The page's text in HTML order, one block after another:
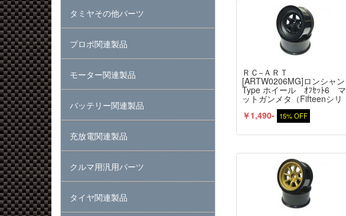
ＲＣ−ＡＲＴ
[ARTW0206MG]ロンシャン
Type ホイール ｵﾌｾｯﾄ6 マ
ットガンメタ（Fifteenシリ
ーズ）2個入
￥1,490- 15% OFF
タミヤその他パーツ
プロポ関連製品
モーター関連製品
バッテリー関連製品
充放電関連製品
クルマ用汎用パーツ
タイヤ関連製品